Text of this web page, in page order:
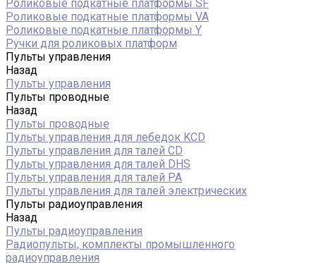
Роликовые подкатные платформы SF
Роликовые подкатные платформы VA
Роликовые подкатные платформы Y
Ручки для роликовых платформ
Пульты управления
Назад
Пульты управления
Пульты проводные
Назад
Пульты проводные
Пульты управления для лебедок KCD
Пульты управления для талей CD
Пульты управления для талей DHS
Пульты управления для талей РА
Пульты управления для талей электрических
Пульты радиоуправления
Назад
Пульты радиоуправления
Радиопульты, комплекты промышленного
радиоуправления